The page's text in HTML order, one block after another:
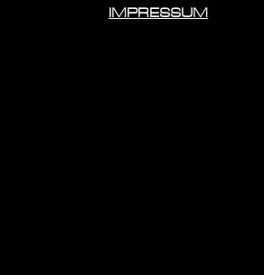
IMPRESSUM